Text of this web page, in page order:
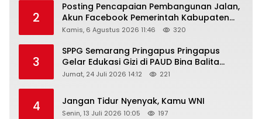
2
Posting Pencapaian Pembangunan Jalan,
Akun Facebook Pemerintah Kabupaten
Rembang “Dirujak” Warganet
Kamis, 6 Agustus 2026 11:46 320
3
SPPG Semarang Pringapus Pringapus
Gelar Edukasi Gizi di PAUD Bina Balita
Peringati Hari Anak Nasional 2026
Jumat, 24 Juli 2026 14:12 221
4 Jangan Tidur Nyenyak, Kamu WNI
Senin, 13 Juli 2026 10:05 197